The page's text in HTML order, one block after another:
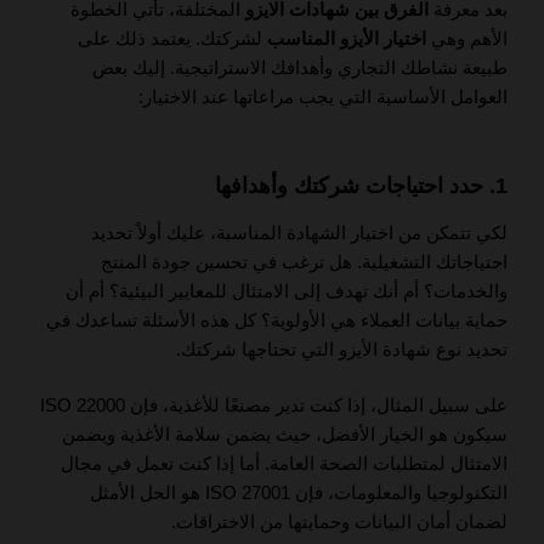
بعد معرفة الفرق بين شهادات الايزو المختلفة، تأتي الخطوة
الأهم وهي اختيار الأيزو المناسب لشركتك. يعتمد ذلك على
طبيعة نشاطك التجاري وأهدافك الاستراتيجية. إليك بعض
العوامل الأساسية التي يجب مراعاتها عند الاختيار:
1. حدد احتياجات شركتك وأهدافها
لكي تتمكن من اختيار الشهادة المناسبة، عليك أولاً تحديد
احتياجاتك التشغيلية. هل ترغب في تحسين جودة المنتج
والخدمات؟ أم أنك تهدف إلى الامتثال للمعايير البيئية؟ أم أن
حماية بيانات العملاء هي الأولوية؟ كل هذه الأسئلة تساعدك في
تحديد نوع شهادة الأيزو التي تحتاجها شركتك.
على سبيل المثال، إذا كنت تدير مصنعًا للأغذية، فإن ISO 22000
سيكون هو الخيار الأفضل، حيث يضمن سلامة الأغذية ويضمن
الامتثال لمتطلبات الصحة العامة. أما إذا كنت تعمل في مجال
التكنولوجيا والمعلومات، فإن ISO 27001 هو الحل الأمثل
لضمان أمان البيانات وحمايتها من الاختراقات.